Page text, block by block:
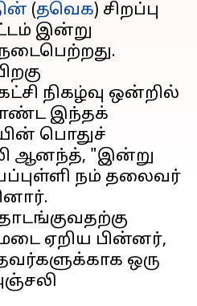
(தவெக) சிறப்பு
இன்று
நிகழ்வு ஒன்றில்
இந்தக்
பொதுச்
ஆனந்த், "இன்று
நம் தலைவர்
ஏறிய பின்னர்,
ஒரு